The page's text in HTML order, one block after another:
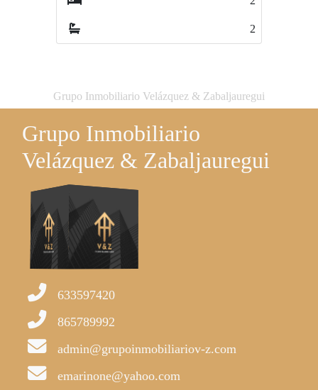
Grupo Inmobiliario Velázquez & Zabaljauregui
Grupo Inmobiliario
Velázquez & Zabaljauregui
633597420
865789992
admin@grupoinmobiliariov-z.com
emarinone@yahoo.com